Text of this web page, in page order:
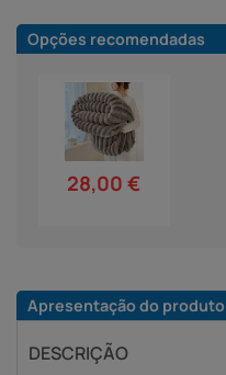
Opções recomendadas
28,00 €
Apresentação do produto
DESCRIÇÃO